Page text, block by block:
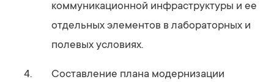
коммуникационной инфраструктуры и ее
отдельных элементов в лабораторных и
полевых условиях.
Составление плана модернизации